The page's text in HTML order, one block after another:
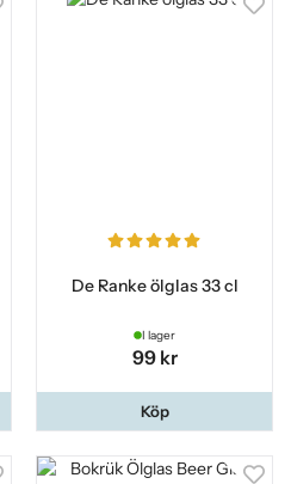
De Ranke ölglas 33 cl
I lager
99 kr
Köp